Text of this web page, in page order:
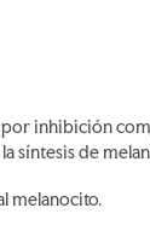
inhibición
síntesis de
melanocito.